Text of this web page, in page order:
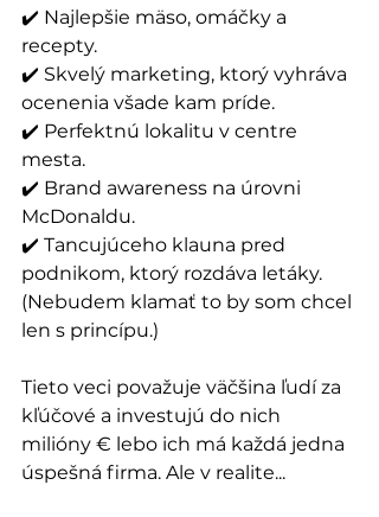
✔️ Najlepšie mäso, omáčky a
recepty.
✔️ Skvelý marketing, ktorý vyhráva
ocenenia všade kam príde.
✔️ Perfektnú lokalitu v centre
mesta.
✔️ Brand awareness na úrovni
McDonaldu.
✔️ Tancujúceho klauna pred
podnikom, ktorý rozdáva letáky.
(Nebudem klamať to by som chcel
len s princípu.)
Tieto veci považuje väčšina ľudí za
kľúčové a investujú do nich
milióny € lebo ich má každá jedna
úspešná firma. Ale v realite...